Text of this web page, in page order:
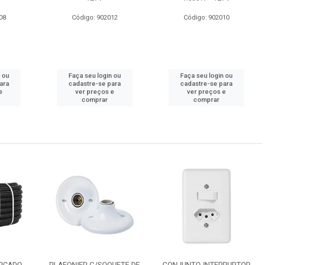
ou
Código: 902012
Faça seu login ou
cadastre-se para
ver preços e
comprar
Código: 902010
Faça seu login ou
cadastre-se para
ver preços e
comprar